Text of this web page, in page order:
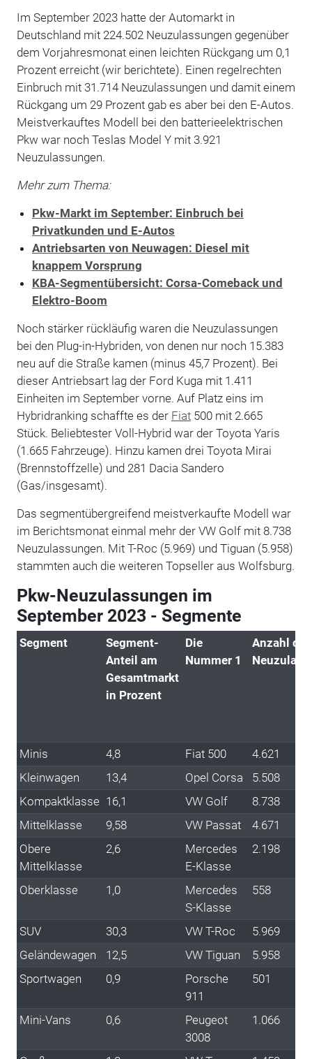
Im September 2023 hatte der Automarkt in
Deutschland mit 224.502 Neuzulassungen gegenüber
dem Vorjahresmonat einen leichten Rückgang um 0,1
Prozent erreicht (wir berichtete). Einen regelrechten
Einbruch mit 31.714 Neuzulassungen und damit einem
Rückgang um 29 Prozent gab es aber bei den E-Autos.
Meistverkauftes Modell bei den batterieelektrischen
Pkw war noch Teslas Model Y mit 3.921
Neuzulassungen.
Mehr zum Thema:
Pkw-Markt im September: Einbruch bei
Privatkunden und E-Autos
Antriebsarten von Neuwagen: Diesel mit
knappem Vorsprung
KBA-Segmentübersicht: Corsa-Comeback und
Elektro-Boom
Noch stärker rückläufig waren die Neuzulassungen
bei den Plug-in-Hybriden, von denen nur noch 15.383
neu auf die Straße kamen (minus 45,7 Prozent). Bei
dieser Antriebsart lag der Ford Kuga mit 1.411
Einheiten im September vorne. Auf Platz eins im
Hybridranking schaffte es der Fiat500 mit 2.665
Stück. Beliebtester Voll-Hybrid war der Toyota Yaris
(1.665 Fahrzeuge). Hinzu kamen drei Toyota Mirai
(Brennstoffzelle) und 281 Dacia Sandero
(Gas/insgesamt).
Das segmentübergreifend meistverkaufte Modell war
im Berichtsmonat einmal mehr der VW Golf mit 8.738
Neuzulassungen. Mit T-Roc (5.969) und Tiguan (5.958)
stammten auch die weiteren Topseller aus Wolfsburg.
Pkw-Neuzulassungen im
September 2023 - Segmente
Segment
Segment-
Anteil am
Gesamtmarkt
in Prozent
Die
Nummer 1
Anzahl der
Minis 4,8 Fiat 500
4.621
Kleinwagen
13,4 Opel Corsa
5.508
Kompaktklasse 16,1 VW Golf
8.738
Mittelklasse
9,58 VW Passat
4.671
Obere
Mittelklasse
2,6
Mercedes
E-Klasse
2.198
Oberklasse 1,0
Mercedes
S-Klasse
558
SUV 30,3 VW T-Roc
5.969
Geländewagen
12,5 VW Tiguan
5.958
Sportwagen
0,9
Porsche
911
501
Mini-Vans 0,6
Peugeot
3008
1.066